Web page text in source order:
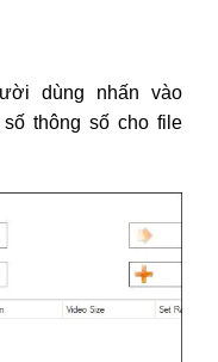
dùng nhấn vào
thông số cho file